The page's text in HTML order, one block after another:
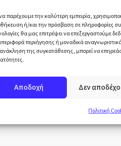
παρέχουμε την καλύτερη εμπειρία,
ή/και την πρόσβαση σε πληροφορίες
θα μας επιτρέψει να επεξεργαστούμε
περιήγησης ή μοναδικά
της συγκατάθεσης, μπορεί να
Αποδοχή Δεν
Πολιτική
Σάββας
Ιδρυτής
strategist
Μάθετε περισσότερα για